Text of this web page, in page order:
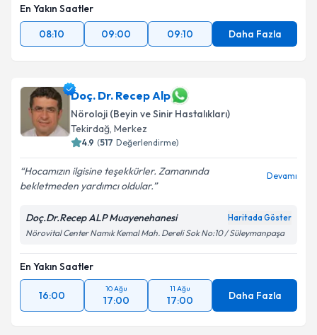
En Yakın Saatler
08:10
09:00 09:10 Daha Fazla
Doç. Dr. Recep Alp
Nöroloji (Beyin ve Sinir Hastalıkları)
Tekirdağ, Merkez
4.9 (517 Değerlendirme)
Hocamızın ilgisine teşekkürler. Zamanında
bekletmeden yardımcı oldular.
Devamı
Doç.Dr.Recep ALP Muayenehanesi Haritada Göster
Nörovital Center Namık Kemal Mah. Dereli Sok No:10 / Süleymanpaşa
En Yakın Saatler
16:00
10 Ağu
17:00
11 Ağu
17:00 Daha Fazla